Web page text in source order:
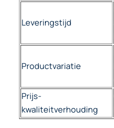
Leveringstijd
Productvariatie
Prijs-
kwaliteitverhouding